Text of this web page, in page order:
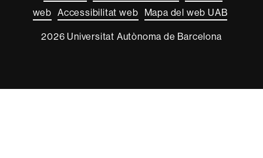
web Accessibilitat web Mapa del web UAB
2026 Universitat Autònoma de Barcelona